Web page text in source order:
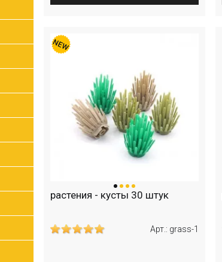
растения - кусты 30 штук
Арт.: grass-1